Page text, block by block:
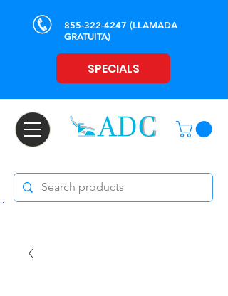
855-322-4247 (LLAMADA
GRATUITA)
SPECIALS